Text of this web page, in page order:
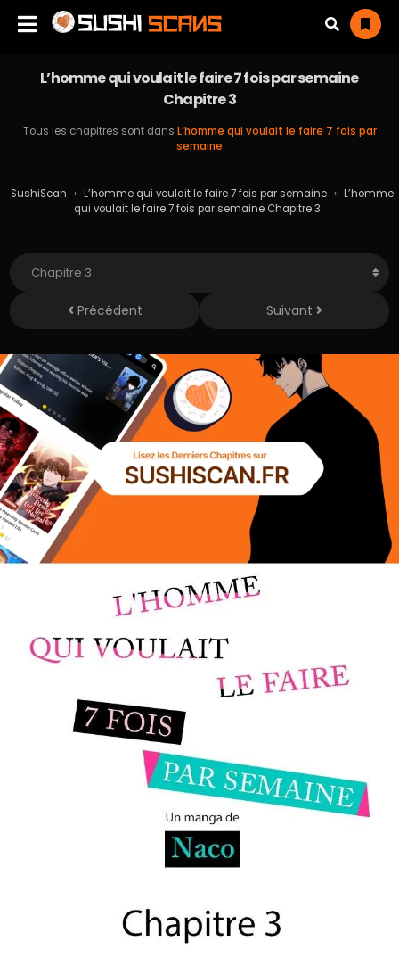
L’homme qui voulait le faire 7 fois par semaine
Chapitre 3
Tous les chapitres sont dans L’homme qui voulait le faire 7 fois par
semaine
SushiScan › L’homme qui voulait le faire 7 fois par semaine › L’homme
qui voulait le faire 7 fois par semaine Chapitre 3
Précédent Suivant